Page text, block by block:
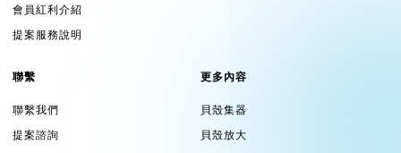
會員紅利介紹
提案服務說明
聯繫
聯繫我們
提案諮詢
更多內容
貝殼集器
貝殼放大